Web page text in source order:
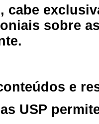
cabe
sobre
e
USP